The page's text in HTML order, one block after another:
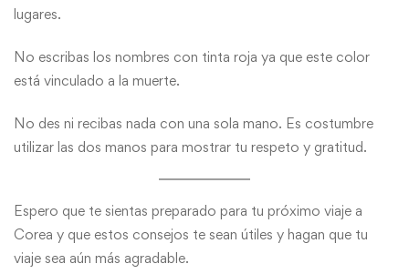
lugares.
No escribas los nombres con tinta roja ya que este color
está vinculado a la muerte.
No des ni recibas nada con una sola mano. Es costumbre
utilizar las dos manos para mostrar tu respeto y gratitud.
Espero que te sientas preparado para tu próximo viaje a
Corea y que estos consejos te sean útiles y hagan que tu
viaje sea aún más agradable.